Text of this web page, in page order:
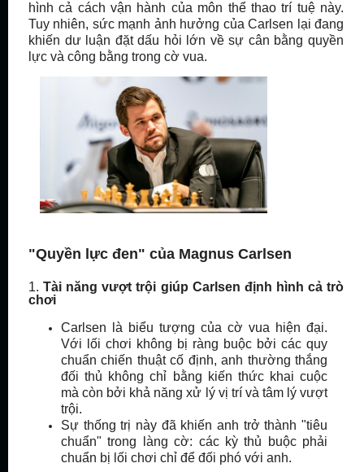
hình cả cách vận hành của môn thể thao trí tuệ này.
Tuy nhiên, sức mạnh ảnh hưởng của Carlsen lại đang
khiến dư luận đặt dấu hỏi lớn về sự cân bằng quyền
lực và công bằng trong cờ vua.
"Quyền lực đen" của Magnus Carlsen
1.Tài năng vượt trội giúp Carlsen định hình cả trò
chơi
Carlsen là biểu tượng của cờ vua hiện đại.
Với lối chơi không bị ràng buộc bởi các quy
chuẩn chiến thuật cố định, anh thường thắng
đối thủ không chỉ bằng kiến thức khai cuộc
mà còn bởi khả năng xử lý vị trí và tâm lý vượt
trội.
Sự thống trị này đã khiến anh trở thành "tiêu
chuẩn" trong làng cờ: các kỳ thủ buộc phải
chuẩn bị lối chơi chỉ để đối phó với anh.